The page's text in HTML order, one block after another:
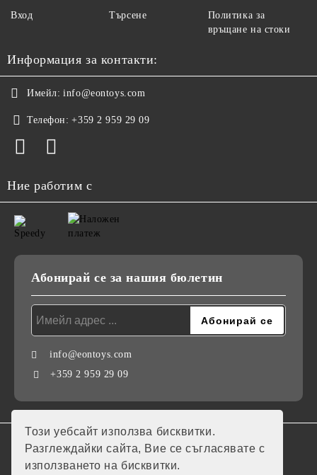
Този уебсайт използва бисквитки.
Разглеждайки сайта, Вие се съгласявате с
използването на бисквитки.
Вход Търсене
Политика за
връщане на стоки
Информация за контакти:
Имейл: info@eontoys.com
Телефон: +359 2 959 29 09
Ние работим с
Абонирай се за нашия бюлетин
info@eontoys.com
+359 2 959 29 09
GDPR
Нашият онлайн магазин е 100% съобразен с GDPR.